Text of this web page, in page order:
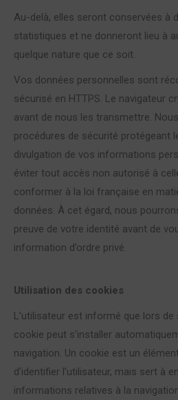
Au-delà, elles seront conservées à
statistiques et ne donneront lieu à
quelque nature que ce soit.
Vos données personnelles sont
sécurisé en HTTPS. Le navigateur
avant de nous les transmettre.
procédures de sécurité protégeant
divulgation de vos informations
éviter tout accès non autorisé à
conformer à la loi française en
données. À cet égard, nous
preuve de votre identité avant de
information d’ordre privé.
Utilisation des cookies
L’utilisateur est informé que lors
cookie peut s’installer
navigation. Un cookie est un
d’identifier l’utilisateur, mais sert à
informations relatives à la